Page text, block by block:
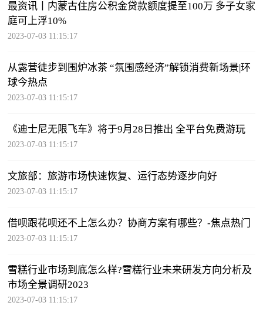
最资讯丨内蒙古住房公积金贷款额度提至100万 多子女家
庭可上浮10%
2023-07-03 11:15:17
从露营徒步到围炉冰茶 “氛围感经济”解锁消费新场景|环
球今热点
2023-07-03 11:15:17
《迪士尼无限飞车》将于9月28日推出 全平台免费游玩
2023-07-03 11:15:17
文旅部：旅游市场快速恢复、运行态势逐步向好
2023-07-03 11:15:17
借呗跟花呗还不上怎么办？协商方案有哪些？-焦点热门
2023-07-03 11:15:17
雪糕行业市场到底怎么样?雪糕行业未来研发方向分析及
市场全景调研2023
2023-07-03 11:15:17